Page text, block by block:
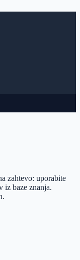
zahtevo: uporabite
iz baze znanja.